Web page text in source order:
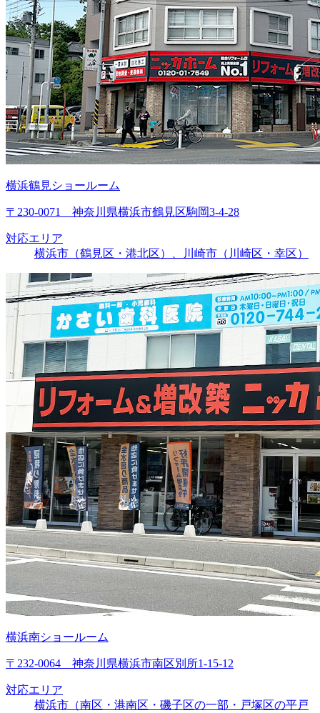
横浜鶴見ショールーム
〒230-0071 神奈川県横浜市鶴見区駒岡3-4-28
対応エリア
横浜市（鶴見区・港北区）、川崎市（川崎区・幸区）
横浜南ショールーム
〒232-0064 神奈川県横浜市南区別所1-15-12
対応エリア
横浜市（南区・港南区・磯子区の一部・戸塚区の平戸